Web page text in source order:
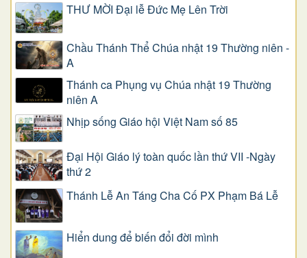
THƯ MỜI Đại lễ Đức Mẹ Lên Trời
Chầu Thánh Thể Chúa nhật 19 Thường niên -
A
Thánh ca Phụng vụ Chúa nhật 19 Thường
niên A
Nhịp sống Giáo hội Việt Nam số 85
Đại Hội Giáo lý toàn quốc lần thứ VII -Ngày
thứ 2
Thánh Lễ An Táng Cha Cố PX Phạm Bá Lễ
Hiển dung để biến đổi đời mình